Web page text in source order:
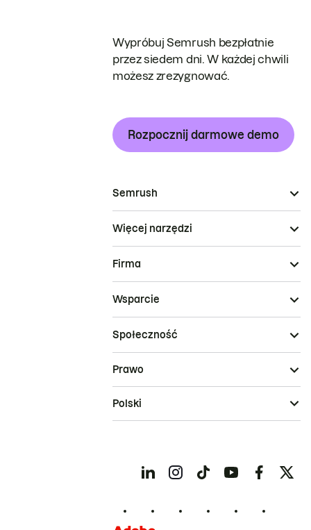
Wypróbuj Semrush bezpłatnie
przez siedem dni. W każdej chwili
możesz zrezygnować.
Rozpocznij darmowe demo
Semrush
Więcej narzędzi
Firma
Wsparcie
Społeczność
Prawo
Polski